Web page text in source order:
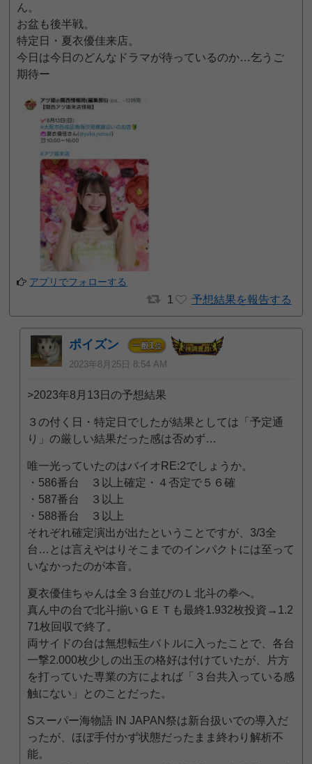
ん。
お盆も後半戦。
特定日・夏衣優佳来店。
今日は今日のどんなドラマが待っているのか…乞うご
期待ー
アプリでフォローする
1 予想結果を報告する
ポイズン 一般1位
2023年8月25日 8:54 AM
>2023年8月13日の予想結果
３の付く日・特定日でしたが結果としては「予定通
り」の厳しい結果だった感は否めず…
唯一光っていたのはバイオRE:2でしょうか。
・586番台 ３以上確定・４否定で５６確
・587番台 ３以上
・588番台 ３以上
それぞれ確定演出が出たということですが、3/3全
台…とは言えやはりそこまでのインパクトには至って
いなかったのが本音。
夏衣優佳ちゃんは全３台並びのＬ北斗の拳へ。
真ん中の台で北斗揃いＧＥＴも最終1.932枚投資→1.2
71枚回収で終了。
両サイドの台は無想転生バトルに入ったことで、各台
一撃2.000枚少しの出玉の格好は付けていたが、片方
を打っていた専業の方によれば「３台共入っている感
触にない」とのことだった。
Sスーパー海物語 IN JAPAN祭は新台扱いでの導入だ
ったが、ほぼ手付かず状態だったまま終わり解析不
能。